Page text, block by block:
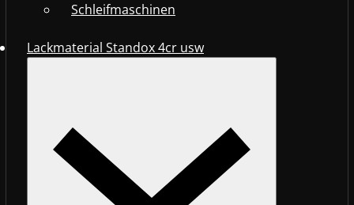
Schleifmaschinen
Lackmaterial Standox 4cr usw